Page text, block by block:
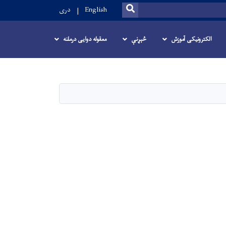
SEARCH
English دری
الکترونیکی آموزش څېړنې معقوله دوایی درملنه